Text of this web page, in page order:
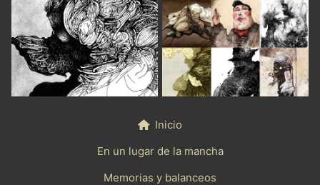
Inicio
En un lugar de la mancha
Memorias y balanceos